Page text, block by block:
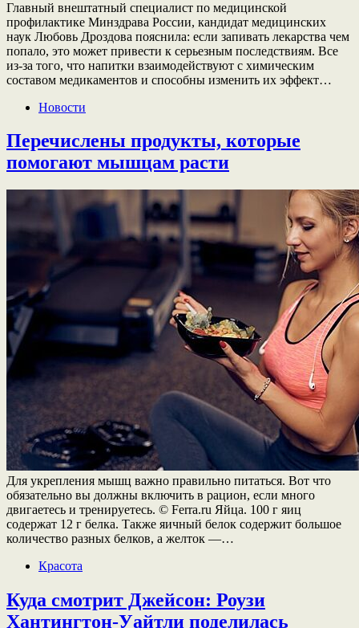
Главный внештатный специалист по медицинской
профилактике Минздрава России, кандидат медицинских
наук Любовь Дроздова пояснила: если запивать лекарства чем
попало, это может привести к серьезным последствиям. Все
из-за того, что напитки взаимодействуют с химическим
составом медикаментов и способны изменить их эффект…
Новости
Перечислены продукты, которые
помогают мышцам расти
Для укрепления мышц важно правильно питаться. Вот что
обязательно вы должны включить в рацион, если много
двигаетесь и тренируетесь. © Ferra.ru Яйца. 100 г яиц
содержат 12 г белка. Также яичный белок содержит большое
количество разных белков, а желток —…
Красота
Куда смотрит Джейсон: Роузи
Хантингтон-Уайтли поделилась